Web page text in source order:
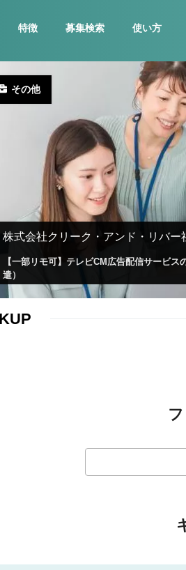
特徴 募集検索 使い方
株式会社クリーク・アンド・リバー
【一部リモ可】テレビCM広告配信サービ
遣）
その他